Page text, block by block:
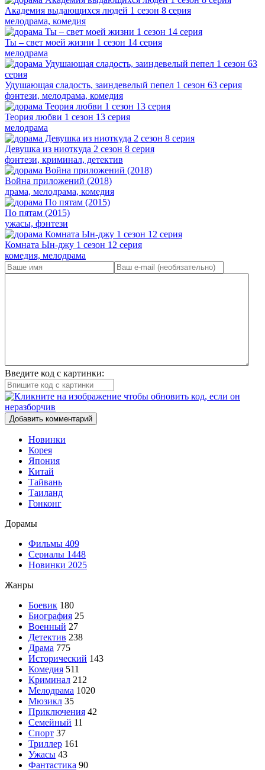
Академия выдающихся людей 1 сезон 8 серия
мелодрама, комедия
Ты – свет моей жизни 1 сезон 14 серия
мелодрама
Удушающая сладость, заиндевелый пепел 1 сезон 63 серия
фэнтези, мелодрама, комедия
Теория любви 1 сезон 13 серия
мелодрама
Девушка из ниоткуда 2 сезон 8 серия
фэнтези, криминал, детектив
Война приложений (2018)
драма, мелодрама, комедия
По пятам (2015)
ужасы, фэнтези
Комната Ын-джу 1 сезон 12 серия
комедия, мелодрама
Введите код с картинки:
Добавить комментарий
Новинки
Корея
Япония
Китай
Тайвань
Таиланд
Гонконг
Дорамы
Фильмы 409
Сериалы 1448
Новинки 2025
Жанры
Боевик 180
Биография 25
Военный 27
Детектив 238
Драма 775
Исторический 143
Комедия 511
Криминал 212
Мелодрама 1020
Мюзикл 35
Приключения 42
Семейный 11
Спорт 37
Триллер 161
Ужасы 43
Фантастика 90